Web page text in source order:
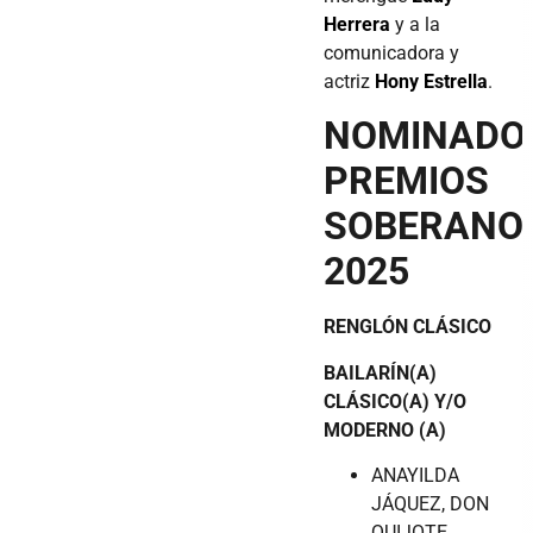
Herrera y a la
comunicadora y
actriz Hony Estrella.
PREMIOS
SOBERANO
2025
RENGLÓN CLÁSICO
BAILARÍN(A)
CLÁSICO(A) Y/O
MODERNO (A)
ANAYILDA
JÁQUEZ, DON